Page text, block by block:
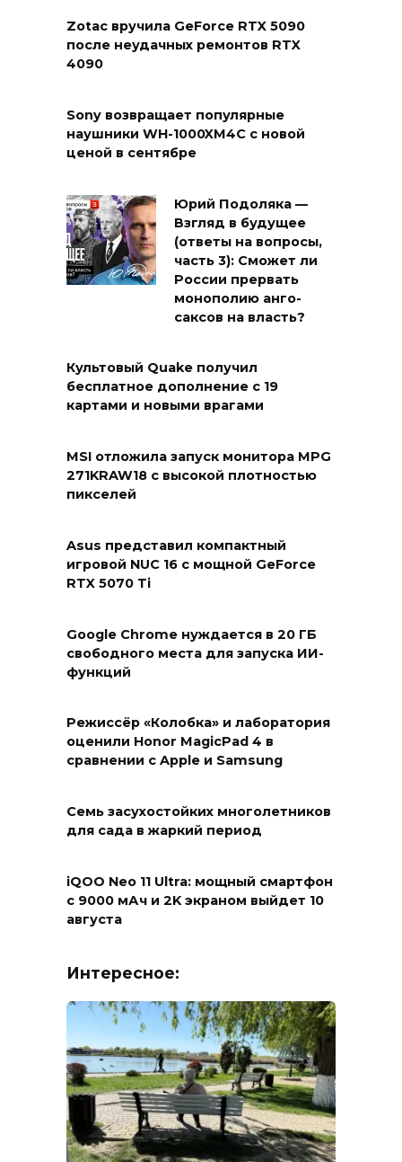
Zotac вручила GeForce RTX 5090
после неудачных ремонтов RTX
4090
Sony возвращает популярные
наушники WH-1000XM4C с новой
ценой в сентябре
Юрий Подоляка —
Взгляд в будущее
(ответы на вопросы,
часть 3): Сможет ли
России прервать
монополию анго-
саксов на власть?
Культовый Quake получил
бесплатное дополнение с 19
картами и новыми врагами
MSI отложила запуск монитора MPG
271KRAW18 с высокой плотностью
пикселей
Asus представил компактный
игровой NUC 16 с мощной GeForce
RTX 5070 Ti
Google Chrome нуждается в 20 ГБ
свободного места для запуска ИИ-
функций
Режиссёр «Колобка» и лаборатория
оценили Honor MagicPad 4 в
сравнении с Apple и Samsung
Семь засухостойких многолетников
для сада в жаркий период
iQOO Neo 11 Ultra: мощный смартфон
с 9000 мАч и 2K экраном выйдет 10
августа
Интересное: